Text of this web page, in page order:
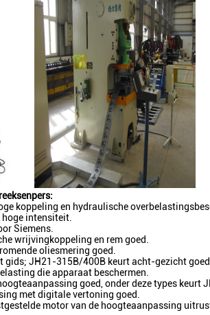
koppeling en hydraulische
intensiteit.
Siemens.
wrijvingkoppeling en rem goed.
oliesmering goed.
gids; JH21-315B/400B keurt acht-gezicht
die apparaat beschermen.
goed, onder deze types
met digitale vertoning goed.
motor van de hoogteaanpassing